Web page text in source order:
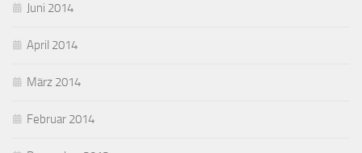
Juni 2014
April 2014
März 2014
Februar 2014